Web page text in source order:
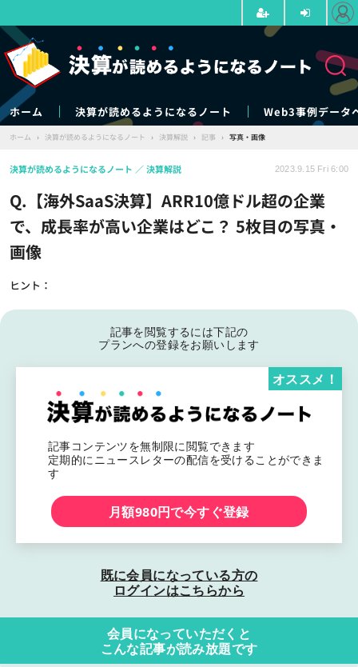
ホーム 決算が読めるようになるノート Web3事例データ
ホーム › 決算が読めるようになるノート › 決算解説 › 記事 › 写真・画像
Q.【海外SaaS決算】ARR10億ドル超の企業
で、成長率が高い企業はどこ？ 5枚目の写真・
画像
ヒント：
決算が読めるようになるノート 決算解説 2023.9.15 Fri 6:00
記事を閲覧するには下記の
プランへの登録をお願いします
記事コンテンツを無制限に閲覧できます
定期的にニュースレターの配信を受けることができま
す
オススメ！
月額980円で今すぐ登録
既に会員になっている方の
ログインはこちらから
会員になっていただくと
こんな記事が読み放題です